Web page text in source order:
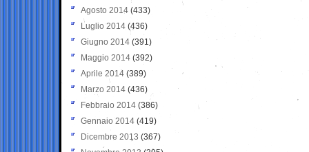
Agosto 2014 (433)
Luglio 2014 (436)
Giugno 2014 (391)
Maggio 2014 (392)
Aprile 2014 (389)
Marzo 2014 (436)
Febbraio 2014 (386)
Gennaio 2014 (419)
Dicembre 2013 (367)